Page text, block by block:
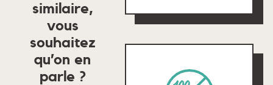
similaire,
vous
souhaitez
qu’on en
parle ?